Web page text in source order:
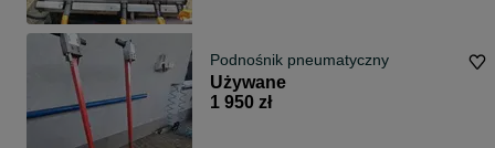
Podnośnik pneumatyczny
Używane
1 950 zł